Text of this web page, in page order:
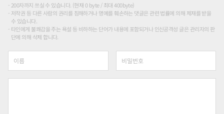
200자까지 쓰실 수 있습니다. (현재 0 byte / 최대 400byte)
저작권 등 다른 사람의 권리를 침해하거나 명예를 훼손하는 댓글은 관련 법률에 의해 제재를 받을
수 있습니다.
타인에게 불쾌감을 주는 욕설 등 비하하는 단어가 내용에 포함되거나 인신공격성 글은 관리자의 판
단에 의해 삭제 합니다.